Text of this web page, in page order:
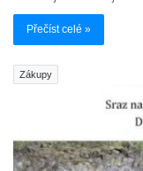
Přečíst celé »
Zákupy